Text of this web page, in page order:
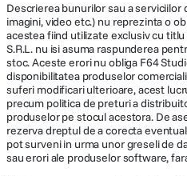
Descrierea bunurilor sau a
imagini, video etc.) nu reprezinta o
acestea fiind utilizate exclusiv cu
S.R.L. nu isi asuma raspunderea
stoc. Aceste erori nu obliga F64
disponibilitatea produselor
suferi modificari ulterioare, acest
precum politica de preturi a
produselor pe stocul acestora. De
rezerva dreptul de a corecta
pot surveni in urma unor greseli de
sau erori ale produselor software,